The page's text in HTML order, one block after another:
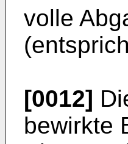
volle
[0012]
bewirkte